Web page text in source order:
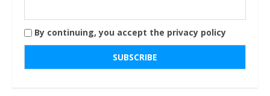
By continuing, you accept the privacy policy